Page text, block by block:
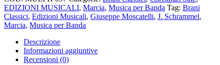
quantità
EDIZIONI MUSICALI, Marcia, Musica per Banda Tag: Brani
Classici, Edizioni Musicali, Giuseppe Moscatelli, J. Schrammel,
Marcia, Musica per Banda
Descrizione
Informazioni aggiuntive
Recensioni (0)